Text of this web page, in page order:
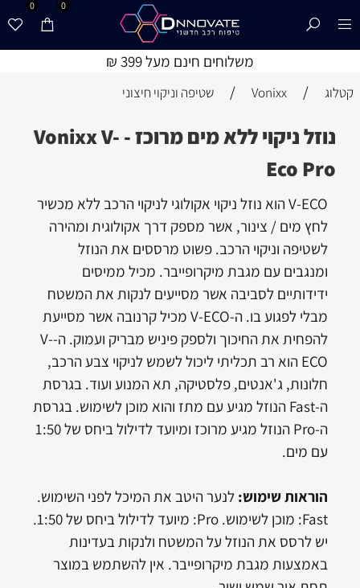
משלוחים חינם מעל 399 ₪
0 0
קטלוג /
Vonixx
/ שטיפה וניקוי חיצוני
נוזל ניקוי ללא מים מרוכז - Vonixx V-
Eco Pro
V-ECO הוא נוזל ניקוי אקולוגי לניקוי הרכב ללא מכשיר
לחץ מים / צינור, אשר מספק דרך אקולוגית ומהירה
לשטיפה וניקוי הרכב. פשוט מרססים את הנוזל
ומנגבים עם מגבת מיקרופייבר. מכיל ממיסים
ידידותיים לסביבה אשר מסייעים לנקות את המשטח
מבלי לפגוע בו. ה-V-ECO מכיל קרנובה אשר מסייעת
להפחית את החיכוך ולספק פיניש מבריק ועמוק. ה-V-
ECO הוא רב תכליתי ליכול לשמש לניקוי צבע הרכב,
חלונות, ג'אנטים, פלסטיקה, תא המנוע ועוד. בגרסת
ה-Fast הנוזל מגיע עם מתז והוא מוכן לשימוש. בגרסת
ה-Pro הנוזל מגיע מרוכז ומיועד לדילול ביחס של 1:50
עם מים.
הוראות שימוש: לנער היטב את המיכל לפני השימוש.
Fast: מוכן לשימוש. Pro: מיועד לדילול ביחס של 1:50.
יש לרסס את הנוזל על המשטח ולנקות בעדינות
באמצעות מגבת מיקרופייבר. אין להשתמש במוצר